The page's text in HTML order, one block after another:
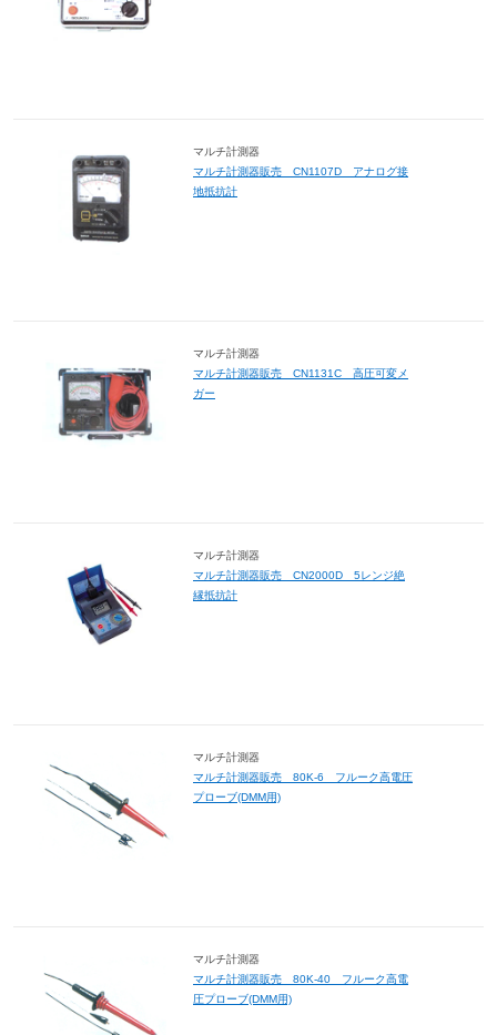
マルチ計測器
マルチ計測器販売 CN1107D アナログ接
地抵抗計
マルチ計測器
マルチ計測器販売 CN1131C 高圧可変メ
ガー
マルチ計測器
マルチ計測器販売 CN2000D 5レンジ絶
縁抵抗計
マルチ計測器
マルチ計測器販売 80K-6 フルーク高電圧
プローブ(DMM用)
マルチ計測器
マルチ計測器販売 80K-40 フルーク高電
圧プローブ(DMM用)